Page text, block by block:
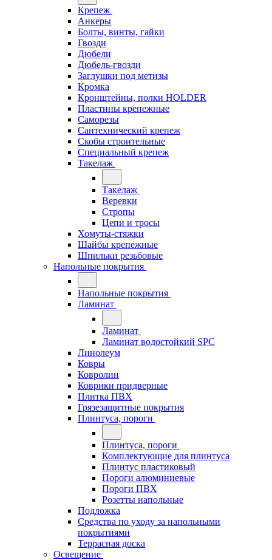
Крепеж
Анкеры
Болты, винты, гайки
Гвозди
Дюбели
Дюбель-гвозди
Заглушки под метизы
Кромка
Кронштейны, полки НОLDER
Пластины крепежные
Саморезы
Сантехнический крепеж
Скобы строительные
Специальный крепеж
Такелаж
Такелаж
Веревки
Стропы
Цепи и тросы
Хомуты-стяжки
Шайбы крепежные
Шпильки резьбовые
Напольные покрытия
Напольные покрытия
Ламинат
Ламинат
Ламинат водостойкий SPC
Линолеум
Ковры
Ковролин
Коврики придверные
Плитка ПВХ
Грязезащитные покрытия
Плинтуса, пороги
Плинтуса, пороги
Комплектующие для плинтуса
Плинтус пластиковый
Пороги алюминиевые
Пороги ПВХ
Розетты напольные
Подложка
Средства по уходу за напольными
покрытиями
Террасная доска
Освещение